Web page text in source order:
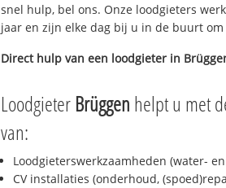
snel hulp, bel ons. Onze loodgieters
jaar en zijn elke dag bij u in de buurt
Direct hulp van een loodgieter in
Loodgieter Brüggen helpt u met
van:
Loodgieterswerkzaamheden (water-
CV installaties (onderhoud,